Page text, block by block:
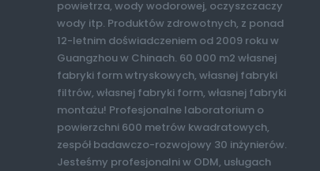
powietrza, wody wodorowej, oczyszczaczy
wody itp. Produktów zdrowotnych, z ponad
12-letnim doświadczeniem od 2009 roku w
Guangzhou w Chinach. 60 000 m2 własnej
fabryki form wtryskowych, własnej fabryki
filtrów, własnej fabryki form, własnej fabryki
montażu! Profesjonalne laboratorium o
powierzchni 600 metrów kwadratowych,
zespół badawczo-rozwojowy 30 inżynierów.
Jesteśmy profesjonalni w ODM, usługach